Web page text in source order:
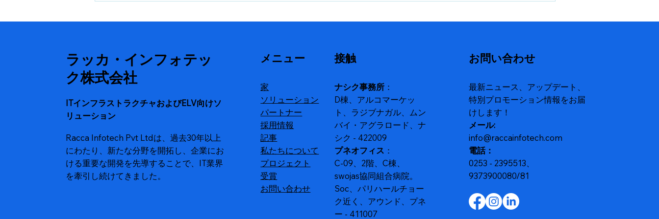
ヴァ心血管科学研究所（カル
ストラクチャの展開
よびMDRセキュリティを提供
ラッカ・インフォテッ
ク株式会社
ITインフラストラクチャおよびELV向けソ
リューション
Racca Infotech Pvt Ltdは、過去30年以上
にわたり、新たな分野を開拓し、企業にお
ける重要な開発を先導することで、IT業界
を牽引し続けてきました。
メニュー
家
ソリューション
パートナー
採用情報
記事
私たちについて
プロジェクト
受賞
お問い合わせ
接触
ナシク事務所：
D棟、アルコマーケッ
ト、ラジブナガル、ムン
バイ・アグラロード、ナ
シク - 422009
プネオフィス ：
C-09、2階、C棟、
swojas協同組合病院。
Soc、パリハールチョー
ク近く、アウンド、プネ
ー - 411007
お問い合わせ
最新ニュース、アップデート、
特別プロモーション情報をお届
けします！
メール:
info@raccainfotech.com
電話：
0253 - 2395513、
9373900080/81